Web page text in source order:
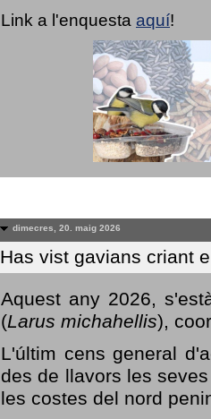
Link a l'enquesta aquí!
dimecres, 20. maig 2026
Has vist gavians criant
Aquest any 2026,
(Larus michahellis),
L'últim cens general
des de llavors les
les costes del nord